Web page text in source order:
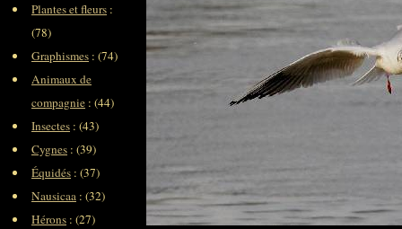
Plantes et fleurs :
(78)
Graphismes : (74)
Animaux de
compagnie : (44)
Insectes : (43)
Cygnes : (39)
Équidés : (37)
Nausicaa : (32)
Hérons : (27)